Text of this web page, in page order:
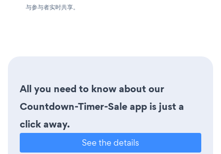
与参与者实时共享。
All you need to know about our
Countdown-Timer-Sale app is just a
click away.
See the details